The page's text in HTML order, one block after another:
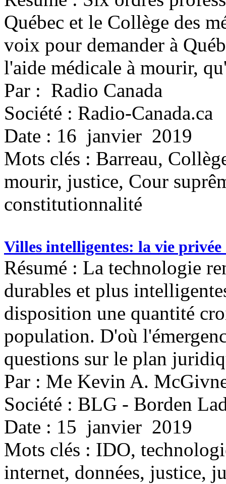
Québec et le Collège des
voix pour demander à
l'aide médicale à mourir,
Par : Radio Canada
Société : Radio-Canada.ca
Date : 16 janvier 2019
Mots clés : Barreau,
mourir, justice, Cour
constitutionnalité
Villes intelligentes: la vie
Résumé : La technologie
durables et plus
disposition une quantité
population. D'où
questions sur le plan
Par : Me Kevin A.
Société : BLG - Borden
Date : 15 janvier 2019
Mots clés : IDO,
internet, données, justice,